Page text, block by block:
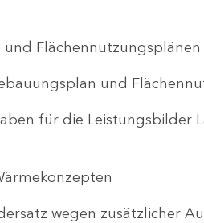
Flächennutzungsplänen
und
für die Leistungsbilder
wegen zusätzlicher